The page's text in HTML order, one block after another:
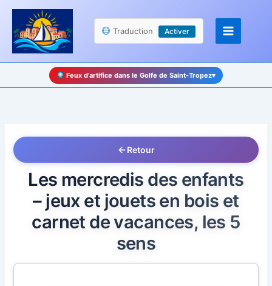
Panneau de gestion des cookies
Aller
contenu
Traduction Activer
Feux d’artifice dans le Golfe de Saint-Tropez▾
Retour
Les mercredis des enfants
– jeux et jouets en bois et
carnet de vacances, les 5
sens